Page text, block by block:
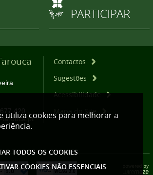
PARTICIPAR
420
tarouca.pt
Contactos
Sugestões
Acessibilidade
Mapa do Site
utiliza cookies para melhorar a
TODOS OS COOKIES
COOKIES NÃO ESSENCIAIS